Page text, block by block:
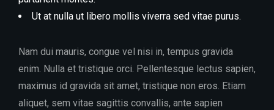
Ut at nulla ut libero mollis viverra sed vitae purus.
Nam dui mauris, congue vel nisi in, tempus gravida
enim. Nulla et tristique orci. Pellentesque lectus sapien,
maximus id gravida sit amet, tristique non eros. Etiam
aliquet, sem vitae sagittis convallis, ante sapien